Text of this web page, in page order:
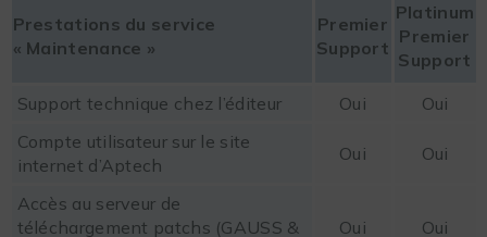
Prestations du service
« Maintenance »
Premier
Support
Platinum
Premier
Support
Support technique chez l’éditeur
Oui
Oui
Compte utilisateur sur le site
internet d’Aptech
Oui Oui
Accès au serveur de
téléchargement patchs (GAUSS &
Oui Oui